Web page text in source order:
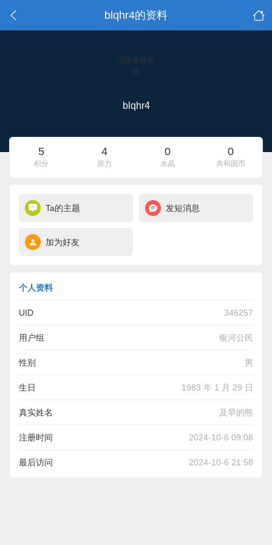
blqhr4的资料
点击重新加
载
blqhr4
5
积分
4
原力
0
水晶
0
共和国币
Ta的主题 发短消息
加为好友
个人资料
UID 346257
用户组 银河公民
性别 男
生日 1983 年 1 月 29 日
真实姓名 及早的熊
注册时间 2024-10-6 09:08
最后访问 2024-10-6 21:58